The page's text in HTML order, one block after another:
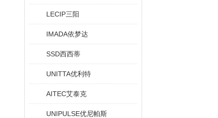
LECIP三阳
IMADA依梦达
SSD西西蒂
UNITTA优利特
AITEC艾泰克
UNIPULSE优尼帕斯